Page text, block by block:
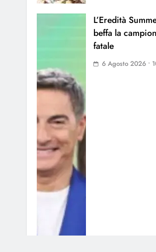
L’Eredità
beffa la
fatale
6 Agosto 2026 •